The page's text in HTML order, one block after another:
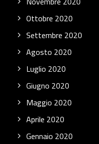
Ottobre 2020
Settembre 2020
Agosto 2020
Luglio 2020
Giugno 2020
Maggio 2020
Aprile 2020
Gennaio 2020